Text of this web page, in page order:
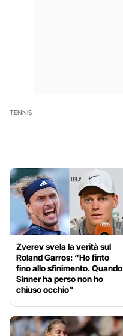
TENNIS
Zverev svela la verità sul
Roland Garros: “Ho finto
fino allo sfinimento. Quando
Sinner ha perso non ho
chiuso occhio”